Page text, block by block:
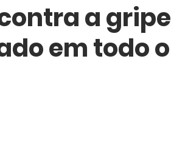
a gripe
em todo o